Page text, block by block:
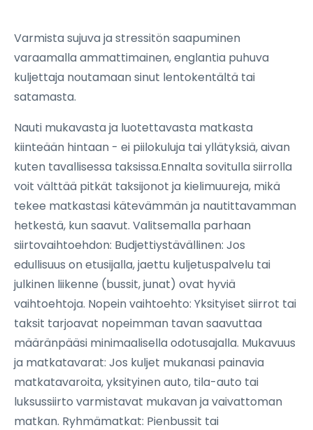
Varmista sujuva ja stressitön saapuminen
varaamalla ammattimainen, englantia puhuva
kuljettaja noutamaan sinut lentokentältä tai
satamasta.
Nauti mukavasta ja luotettavasta matkasta
kiinteään hintaan - ei piilokuluja tai yllätyksiä, aivan
kuten tavallisessa taksissa.Ennalta sovitulla siirrolla
voit välttää pitkät taksijonot ja kielimuureja, mikä
tekee matkastasi kätevämmän ja nautittavamman
hetkestä, kun saavut. Valitsemalla parhaan
siirtovaihtoehdon: Budjettiystävällinen: Jos
edullisuus on etusijalla, jaettu kuljetuspalvelu tai
julkinen liikenne (bussit, junat) ovat hyviä
vaihtoehtoja. Nopein vaihtoehto: Yksityiset siirrot tai
taksit tarjoavat nopeimman tavan saavuttaa
määränpääsi minimaalisella odotusajalla. Mukavuus
ja matkatavarat: Jos kuljet mukanasi painavia
matkatavaroita, yksityinen auto, tila-auto tai
luksussiirto varmistavat mukavan ja vaivattoman
matkan. Ryhmämatkat: Pienbussit tai